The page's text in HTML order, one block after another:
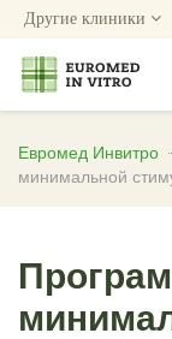
Другие клиники
Евромед Инвитро
минимальной